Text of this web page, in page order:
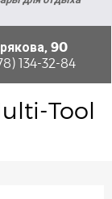
90
134-32-84
Tool